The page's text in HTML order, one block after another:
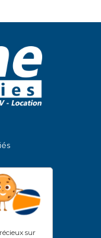
sur